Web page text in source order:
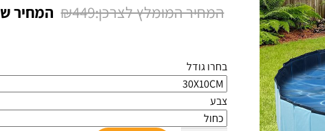
עלדירוגים של
₪449
המחיר
בחרו גודל
צבע